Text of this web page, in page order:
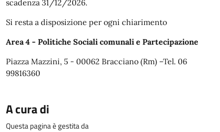
scadenza 31/12/2026.
Si resta a disposizione per ogni chiarimento
Area 4 - Politiche Sociali comunali e Partecipazione
Piazza Mazzini, 5 - 00062 Bracciano (Rm) –Tel. 06
99816360
A cura di
Questa pagina è gestita da